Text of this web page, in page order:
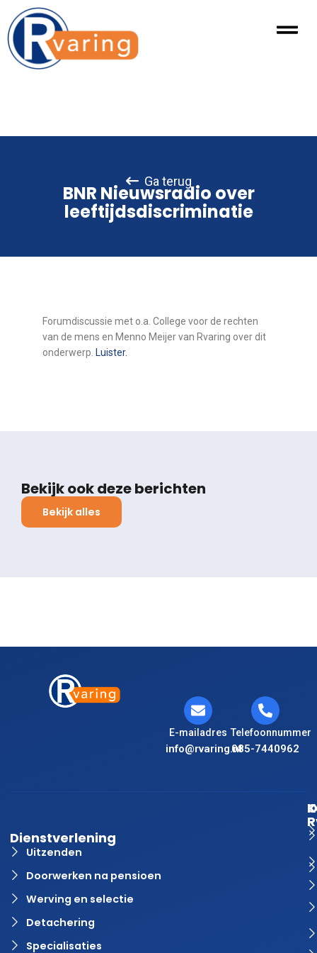
Ga terug
BNR Nieuwsradio over
leeftijdsdiscriminatie
Forumdiscussie met o.a. College voor de rechten
van de mens en Menno Meijer van Rvaring over dit
onderwerp. Luister.
Bekijk ook deze berichten
Bekijk alles
E-mailadres
info@rvaring.nl
Telefoonnummer
085-7440962
Dienstverlening
Uitzenden
Doorwerken na pensioen
Werving en selectie
Detachering
Specialisaties